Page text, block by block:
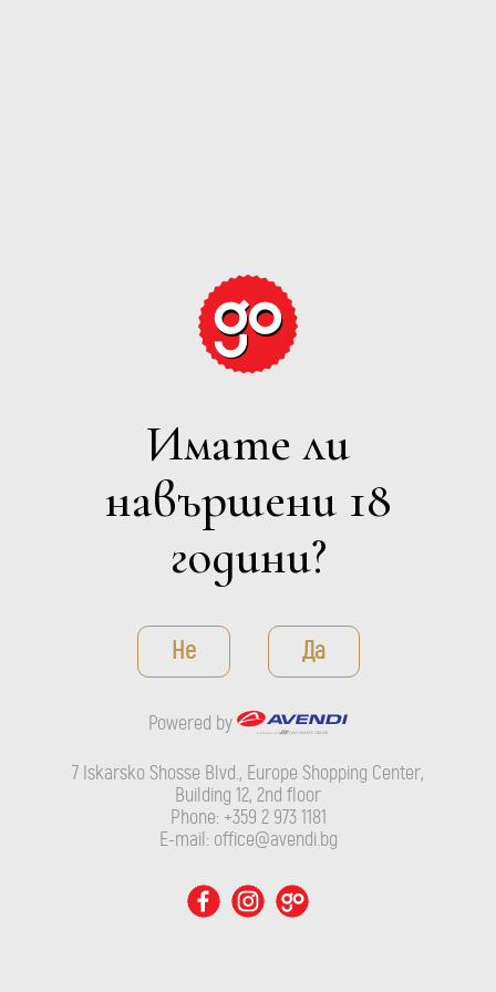
РОЗЕ
HARU
Casa Rojo
ДЕТАЙЛИ
Филтри
Имате ли
навършени 18
години?
Не Да
Powered by
7 Iskarsko Shosse Blvd., Europe Shopping Center,
Building 12, 2nd floor
Phone: +359 2 973 1181
E-mail: office@avendi.bg